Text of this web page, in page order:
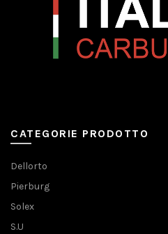
CATEGORIE PRODOTTO
Dellorto
Pierburg
Solex
S.U